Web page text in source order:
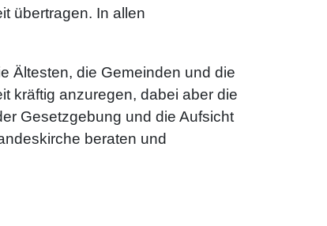
übertragen. In allen
Ältesten, die Gemeinden und die
kräftig anzuregen, dabei aber die
Gesetzgebung und die Aufsicht
beraten und